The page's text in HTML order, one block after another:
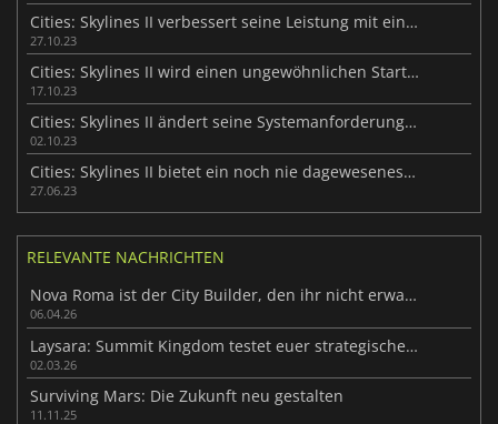
Cities: Skylines II verbessert seine Leistung mit einem großen Patch
27.10.23
Cities: Skylines II wird einen ungewöhnlichen Start haben
17.10.23
Cities: Skylines II ändert seine Systemanforderungen für PC
02.10.23
Cities: Skylines II bietet ein noch nie dagewesenes Maß an Simulationsdetails
27.06.23
RELEVANTE NACHRICHTEN
Nova Roma ist der City Builder, den ihr nicht erwartet habt
06.04.26
Laysara: Summit Kingdom testet euer strategisches Geschick
02.03.26
Surviving Mars: Die Zukunft neu gestalten
11.11.25